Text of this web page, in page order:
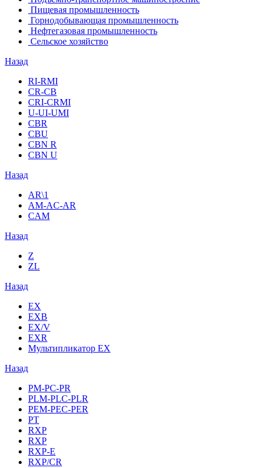
Пищевая промышленность
Горнодобывающая промышленность
Нефтегазовая промышленность
Сельское хозяйство
Назад
RI-RMI
CR-CB
СRI-СRMI
U-UI-UMI
CBR
CBU
CBN R
CBN U
Назад
AR\1
AM-AC-AR
CAM
Назад
Z
ZL
Назад
EX
EXB
EX/V
EXR
Мультипликатор EX
Назад
PM-PC-PR
PLM-PLC-PLR
PEM-PEC-PER
PT
RXP
RXP
RXP-E
RXP/CR